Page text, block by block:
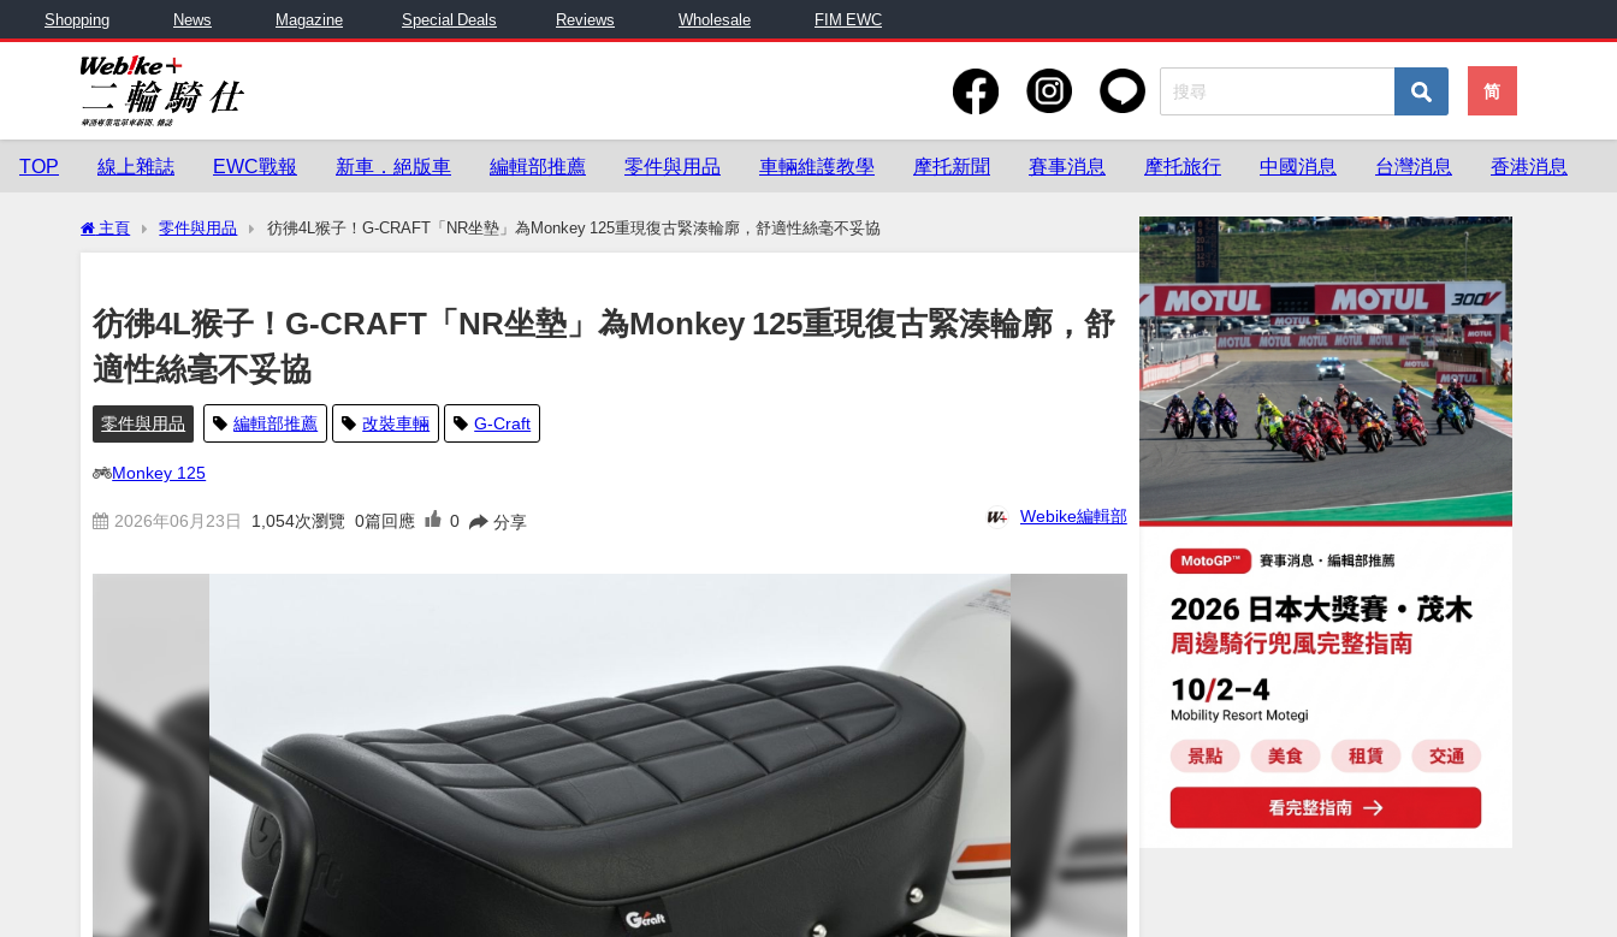
Shopping News Magazine Special Deals Reviews Wholesale FIM EWC
简
TOP 線上雜誌 EWC戰報 新車．絕版車 編輯部推薦 零件與用品 車輛維護教學 摩托新聞 賽事消息 摩托旅行 中國消息 台灣消息 香港消息
主頁 零件與用品 彷彿4L猴子！G-CRAFT「NR坐墊」為Monkey 125重現復古緊湊輪廓，舒適性絲毫不妥協
彷彿4L猴子！G-CRAFT「NR坐墊」為Monkey 125重現復古緊湊輪廓，舒
適性絲毫不妥協
零件與用品 編輯部推薦 改裝車輛 G-Craft
Monkey 125
2026年06月23日 1,054次瀏覽 0篇回應 0 分享 Webike編輯部